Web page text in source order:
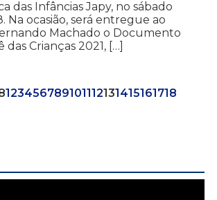
das Infâncias Japy, no sábado
Na ocasião, será entregue ao
Machado o Documento
das Crianças 2021, […]
123456789101112131415161718